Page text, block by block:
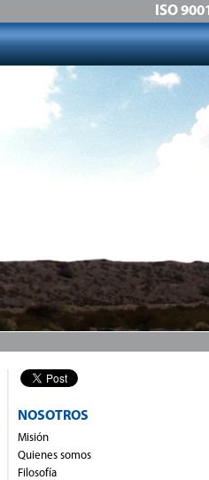
ISO 9001
NOSOTROS
Misión
Quienes somos
Filosofía